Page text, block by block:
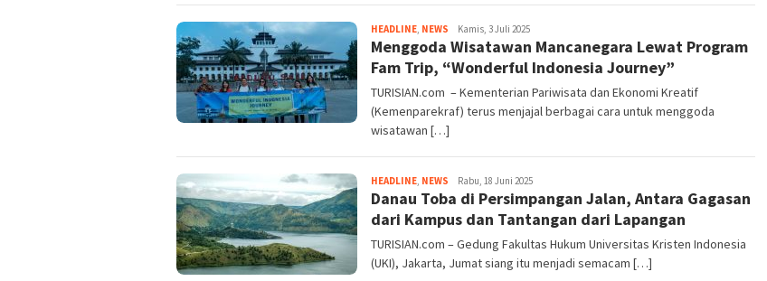
HEADLINE, NEWS Tim
Redaksi
Kamis, 3 Juli 2025
Menggoda Wisatawan Mancanegara Lewat Program
Fam Trip, “Wonderful Indonesia Journey”
TURISIAN.com – Kementerian Pariwisata dan Ekonomi Kreatif
(Kemenparekraf) terus menjajal berbagai cara untuk menggoda
wisatawan […]
HEADLINE, NEWS Tim
Redaksi
Rabu, 18 Juni 2025
Danau Toba di Persimpangan Jalan, Antara Gagasan
dari Kampus dan Tantangan dari Lapangan
TURISIAN.com – Gedung Fakultas Hukum Universitas Kristen Indonesia
(UKI), Jakarta, Jumat siang itu menjadi semacam […]